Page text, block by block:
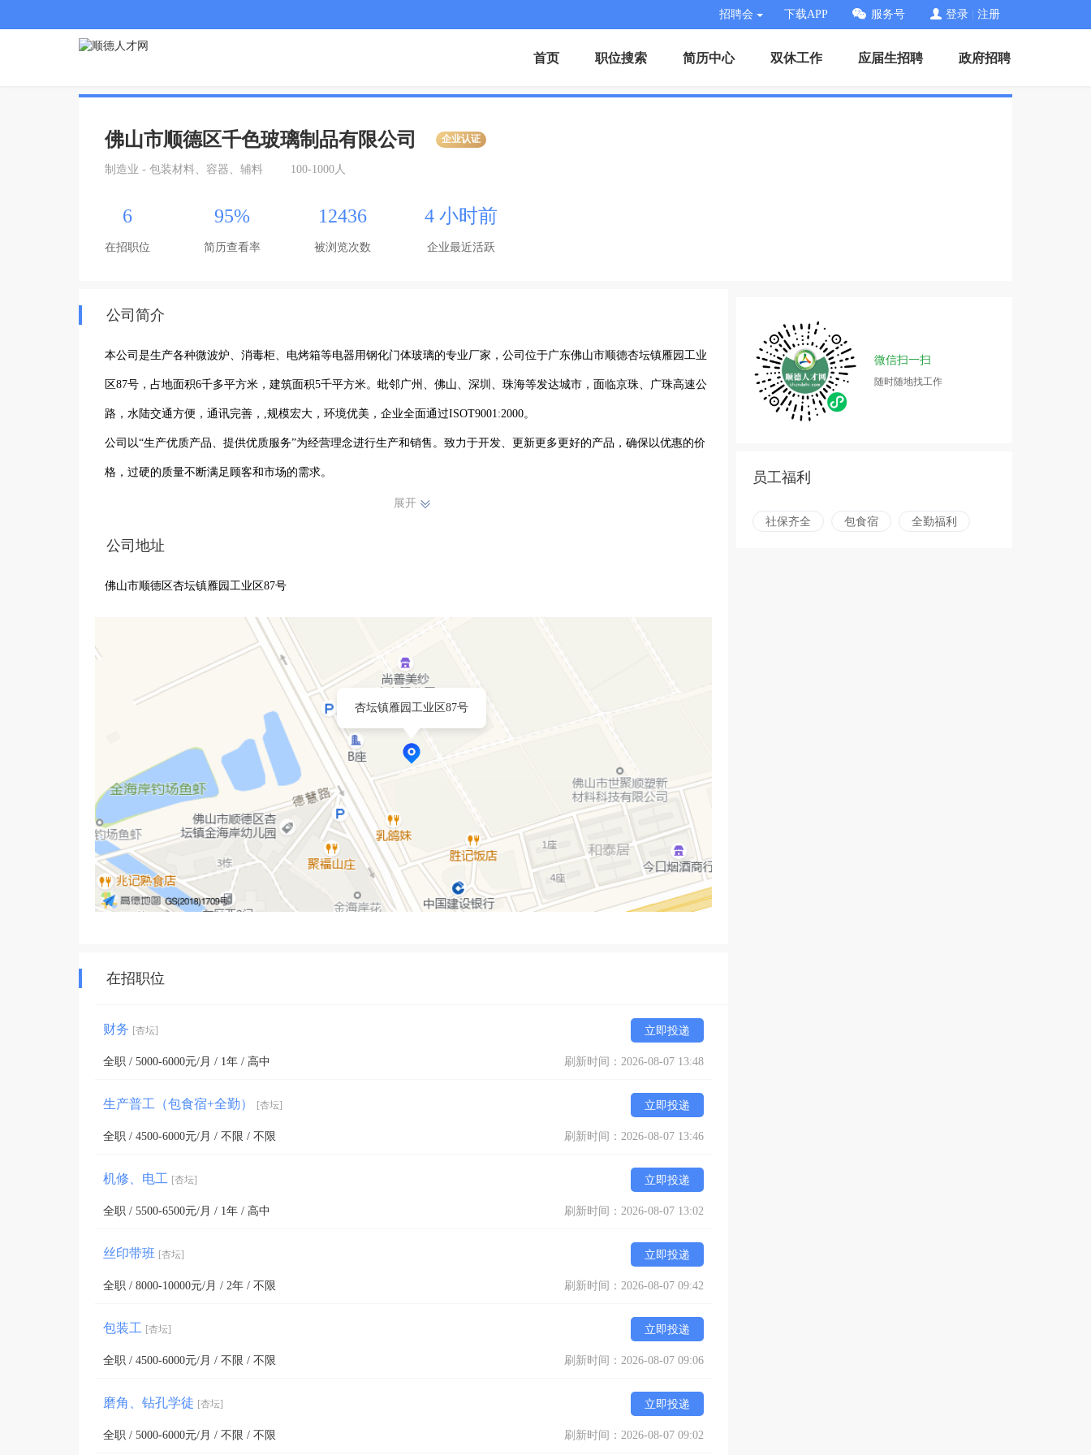
招聘会 下载APP 服务号 登录 注册
首页 职位搜索 简历中心 双休工作 应届生招聘 政府招聘
佛山市顺德区千色玻璃制品有限公司 企业认证
制造业 - 包装材料、容器、辅料 100-1000人
6
在招职位
95%
简历查看率
12436
被浏览次数
4 小时前
企业最近活跃
公司简介
本公司是生产各种微波炉、消毒柜、电烤箱等电器用钢化门体玻璃的专业厂家，公司位于广东佛山市顺德杏坛镇雁园工业
区87号，占地面积6千多平方米，建筑面积5千平方米。蚍邻广州、佛山、深圳、珠海等发达城市，面临京珠、广珠高速公
路，水陆交通方便，通讯完善，,规模宏大，环境优美，企业全面通过ISOT9001:2000。
公司以“生产优质产品、提供优质服务”为经营理念进行生产和销售。致力于开发、更新更多更好的产品，确保以优惠的价
格，过硬的质量不断满足顾客和市场的需求。
公司拥有先进的生产设备，且设施配套齐全。有优秀的产品质量保障体系、经验丰富的专业技术人员队伍。为求服务客户
展开
公司地址
佛山市顺德区杏坛镇雁园工业区87号
杏坛镇雁园工业区87号
在招职位
财务 [杏坛] 立即投递
全职 / 5000-6000元/月 / 1年 / 高中 刷新时间：2026-08-07 13:48
生产普工（包食宿+全勤） [杏坛] 立即投递
全职 / 4500-6000元/月 / 不限 / 不限 刷新时间：2026-08-07 13:46
机修、电工 [杏坛] 立即投递
全职 / 5500-6500元/月 / 1年 / 高中 刷新时间：2026-08-07 13:02
丝印带班 [杏坛] 立即投递
全职 / 8000-10000元/月 / 2年 / 不限 刷新时间：2026-08-07 09:42
包装工 [杏坛] 立即投递
全职 / 4500-6000元/月 / 不限 / 不限 刷新时间：2026-08-07 09:06
磨角、钻孔学徒 [杏坛] 立即投递
全职 / 5000-6000元/月 / 不限 / 不限 刷新时间：2026-08-07 09:02
微信扫一扫
随时随地找工作
员工福利
社保齐全 包食宿 全勤福利